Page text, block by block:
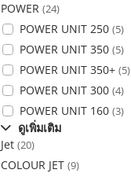
POWER (24)
POWER UNIT 250 (5)
POWER UNIT 350 (5)
POWER UNIT 350+ (5)
POWER UNIT 300 (4)
POWER UNIT 160 (3)
ดูเพิ่มเติม
Jet (20)
COLOUR JET (9)